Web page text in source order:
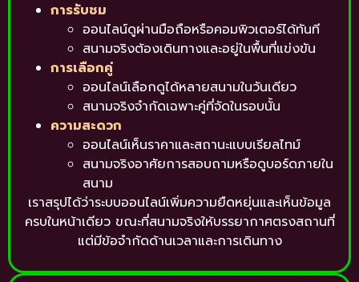
การรับชม
ออนไลน์ดูผ่านมือถือหรือคอมพิวเตอร์ได้ทันที
สนามจริงต้องเดินทางและอยู่ในพื้นที่แข่งขัน
การเลือกคู่
ออนไลน์เลือกดูได้หลายสนามในวันเดียว
สนามจริงจำกัดเฉพาะคู่ที่จัดในรอบนั้น
ความสะดวก
ออนไลน์เห็นราคาและสถานะแบบเรียลไทม์
สนามจริงอาศัยการสอบถามหรือดูบอร์ดภายใน
สนาม
เราสรุปได้ว่าระบบออนไลน์เพิ่มความยืดหยุ่นและเห็นข้อมูล
ครบในหน้าเดียว ขณะที่สนามจริงให้บรรยากาศตรงสถานที่
แต่มีข้อจำกัดด้านเวลาและการเดินทาง